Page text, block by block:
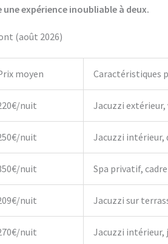
expérience inoubliable à deux.
(août 2026)
moyen Caractéristiques
nuit Jacuzzi
nuit Jacuzzi intérieur,
nuit Spa privatif,
nuit Jacuzzi sur
nuit Jacuzzi